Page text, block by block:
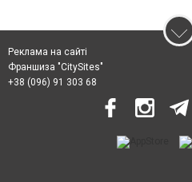
Реклама на сайті
Франшиза "CitySites"
+38 (096) 91 303 68